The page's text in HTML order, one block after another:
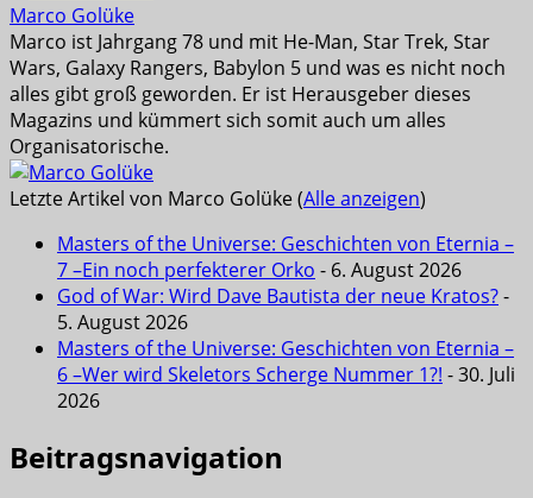
Marco Golüke
Marco ist Jahrgang 78 und mit He-Man, Star Trek, Star
Wars, Galaxy Rangers, Babylon 5 und was es nicht noch
alles gibt groß geworden. Er ist Herausgeber dieses
Magazins und kümmert sich somit auch um alles
Organisatorische.
Letzte Artikel von Marco Golüke(Alle anzeigen)
Masters of the Universe: Geschichten von Eternia –
7 –Ein noch perfekterer Orko - 6. August 2026
God of War: Wird Dave Bautista der neue Kratos?-
5. August 2026
Masters of the Universe: Geschichten von Eternia –
6 –Wer wird Skeletors Scherge Nummer 1?! - 30. Juli
2026
Beitragsnavigation